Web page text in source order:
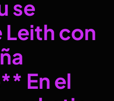
se
con
En el